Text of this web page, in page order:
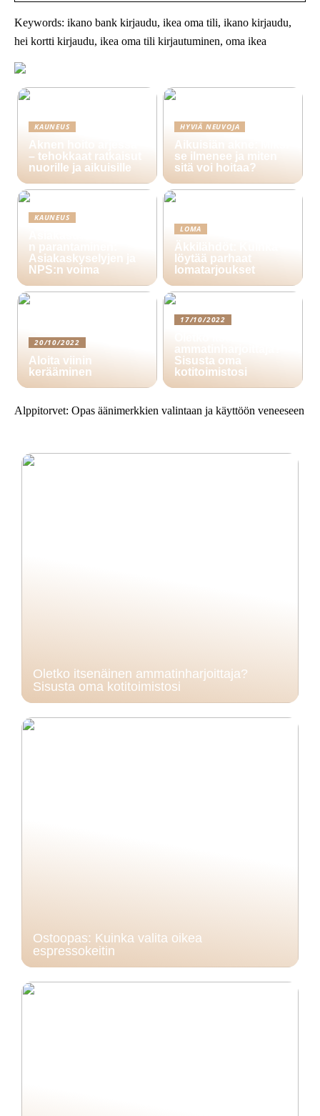
Keywords: ikano bank kirjaudu, ikea oma tili, ikano kirjaudu,
hei kortti kirjaudu, ikea oma tili kirjautuminen, oma ikea
KAUNEUS
Aknen hoito arjessa
– tehokkaat ratkaisut
nuorille ja aikuisille
HYVIÄ NEUVOJA
Aikuisiän akne: Miksi
se ilmenee ja miten
sitä voi hoitaa?
KAUNEUS
n parantaminen:
Asiakaskyselyjen ja
NPS:n voima
LOMA
Äkkilähdöt: Kuinka
löytää parhaat
lomatarjoukset
20/10/2022
Aloita viinin
kerääminen
17/10/2022
ammatinharjoittaja?
Sisusta oma
kotitoimistosi
Alppitorvet: Opas äänimerkkien valintaan ja käyttöön veneeseen
Oletko itsenäinen ammatinharjoittaja?
Sisusta oma kotitoimistosi
Ostoopas: Kuinka valita oikea
espressokeitin